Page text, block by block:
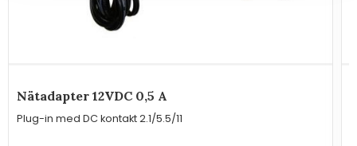
Nätadapter 12VDC 0,5 A
Plug-in med DC kontakt 2.1/5.5/11